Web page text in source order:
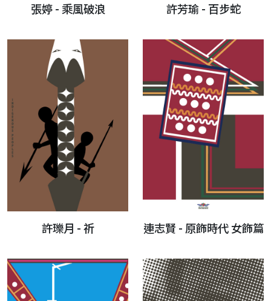
張婷 - 乘風破浪 許芳瑜 - 百步蛇
許瓅月 - 祈 連志賢 - 原飾時代 女飾篇